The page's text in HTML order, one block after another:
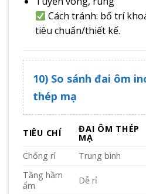
Cách tránh: bố trí
tiêu chuẩn/thiết kế.
10) So sánh đai ôm
thép mạ
TIÊU CHÍ ĐAI ÔM THÉP
MẠ
Chống rỉ
Trung bình
Tầng hầm
ẩm
Dễ rỉ